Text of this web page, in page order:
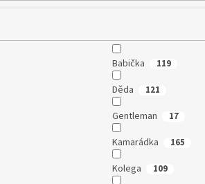
Babička 119
Děda 121
Gentleman 17
Kamarádka 165
Kolega 109